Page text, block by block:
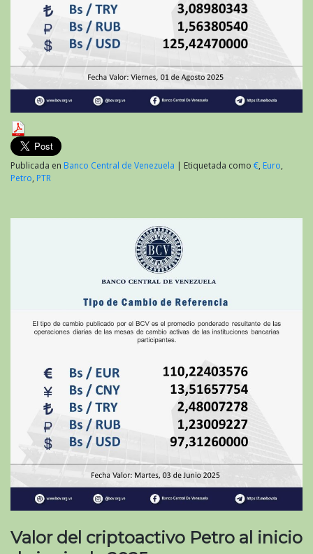
Publicada en Banco Central de Venezuela | Etiquetada como €, Euro,
Petro, PTR
Valor del criptoactivo Petro al inicio